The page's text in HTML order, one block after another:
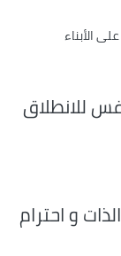
الأبناء
للانطلاق
و احترام